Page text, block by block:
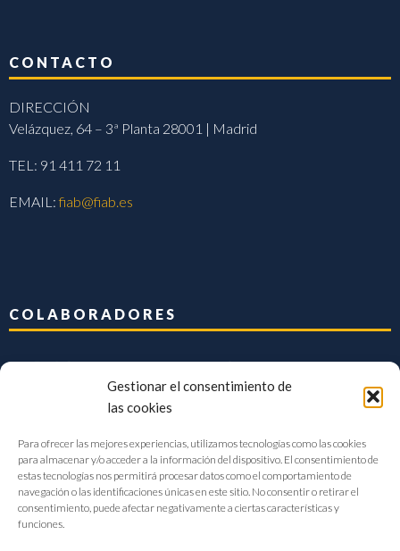
Gestionar el consentimiento de
las cookies
Para ofrecer las mejores experiencias, utilizamos tecnologías como las cookies
para almacenar y/o acceder a la información del dispositivo. El consentimiento de
estas tecnologías nos permitirá procesar datos como el comportamiento de
navegación o las identificaciones únicas en este sitio. No consentir o retirar el
consentimiento, puede afectar negativamente a ciertas características y
funciones.
CONTACTO
DIRECCIÓN
Velázquez, 64 – 3ª Planta 28001 | Madrid
TEL: 91 411 72 11
EMAIL:fiab@fiab.es
COLABORADORES